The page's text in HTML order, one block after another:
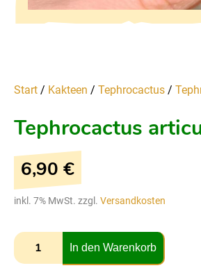
Start / Kakteen / Tephrocactus /
Tephrocactus
6,90 €
inkl. 7% MwSt. zzgl. Versandkosten
In den Warenkorb